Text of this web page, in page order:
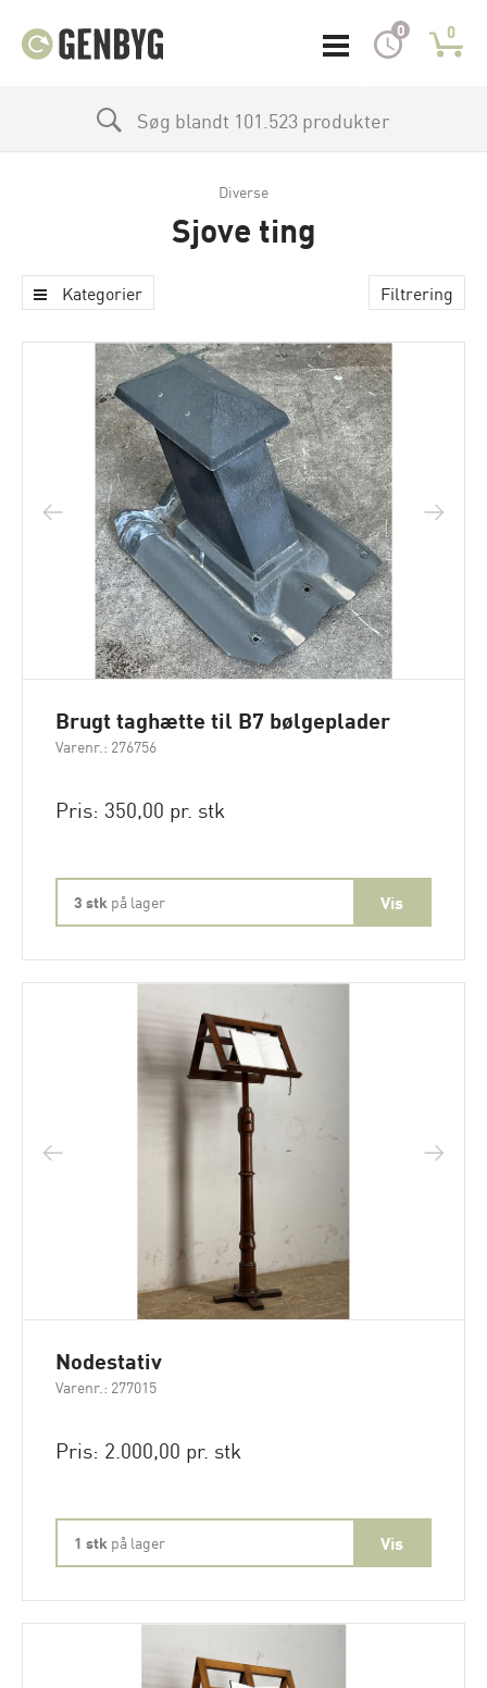
0 0
Søg blandt 101.523 produkter
Diverse
Sjove ting
Kategorier Filtrering
Brugt taghætte til B7 bølgeplader
Varenr.: 276756
Pris: 350,00 pr. stk
3 stk på lager
Nodestativ
Varenr.: 277015
Pris: 2.000,00 pr. stk
1 stk på lager